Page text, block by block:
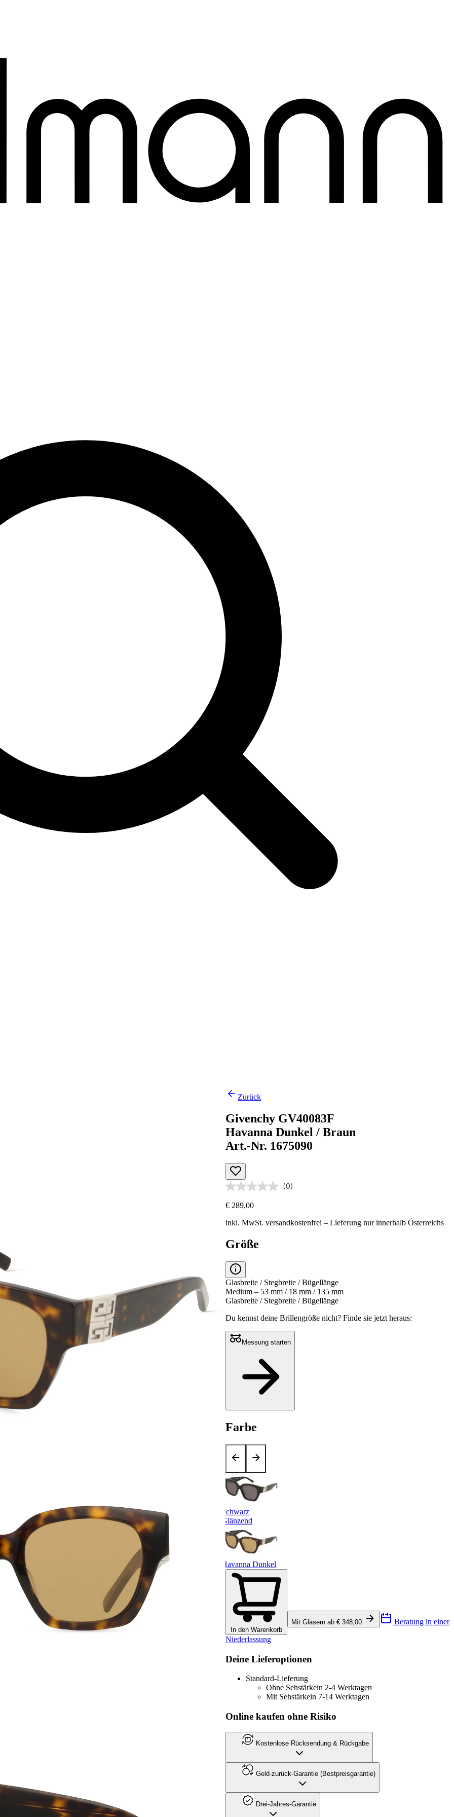
Zurück
Givenchy GV40083F
Havanna Dunkel / Braun
Art.-Nr. 1675090
(0)
€ 289,00
inkl. MwSt.versandkostenfrei – Lieferung nur innerhalb Österreichs
Größe
Glasbreite / Stegbreite / Bügellänge
Medium – 53 mm / 18 mm / 135 mm
Glasbreite / Stegbreite / Bügellänge
Du kennst deine Brillengröße nicht?Finde sie jetzt heraus:
Messung starten
Farbe
Schwarz
Glänzend
Havanna Dunkel
In den Warenkorb
Mit Gläsern ab € 348,00 Beratung in einer
Niederlassung
Deine Lieferoptionen
Standard-Lieferung
Ohne Sehstärkein 2-4 Werktagen
Mit Sehstärkein 7-14 Werktagen
Online kaufen ohne Risiko
Kostenlose Rücksendung & Rückgabe
Geld-zurück-Garantie (Bestpreisgarantie)
Drei-Jahres-Garantie